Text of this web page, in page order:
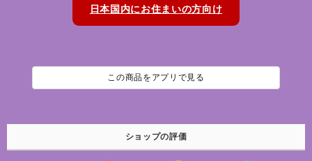
日本国内にお住まいの方向け
この商品をアプリで見る
ショップの評価